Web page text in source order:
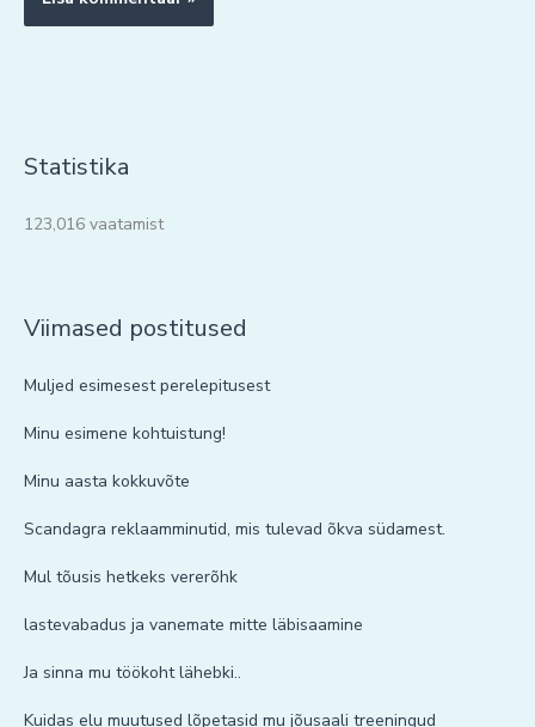
Statistika
123,016 vaatamist
Viimased postitused
Muljed esimesest perelepitusest
Minu esimene kohtuistung!
Minu aasta kokkuvõte
Scandagra reklaamminutid, mis tulevad õkva südamest.
Mul tõusis hetkeks vererõhk
lastevabadus ja vanemate mitte läbisaamine
Ja sinna mu töökoht lähebki..
Kuidas elu muutused lõpetasid mu jõusaali treeningud